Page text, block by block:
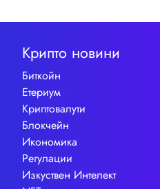
Крипто новини
Биткойн
Етериум
Криптовалути
Блокчейн
Икономика
Регулации
Изкуствен Интелект